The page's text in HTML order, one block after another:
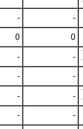
- -
0 0
-
-
- -
-
-
- -